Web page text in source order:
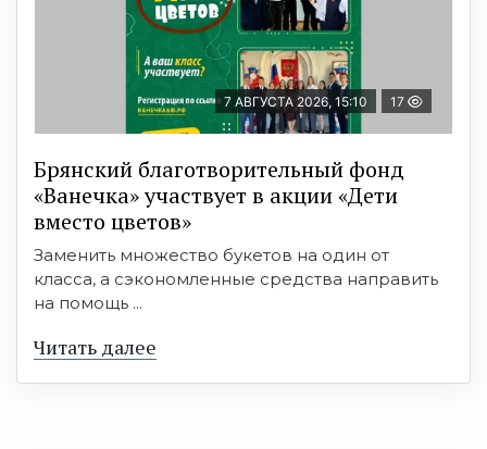
7 АВГУСТА 2026, 15:10 17
Брянский благотворительный фонд
«Ванечка» участвует в акции «Дети
вместо цветов»
Заменить множество букетов на один от
класса, а сэкономленные средства направить
на помощь ...
Читать далее